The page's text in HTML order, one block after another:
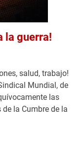
la guerra!
salud, trabajo!
Mundial, de
las
la Cumbre de la